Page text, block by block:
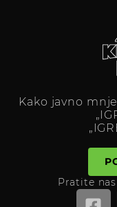
Kako javno
Pratite